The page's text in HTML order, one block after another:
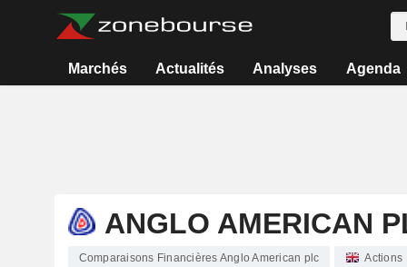
Marchés Actualités Analyses Agenda
ANGLO AMERICAN
Comparaisons Financières Anglo American plc Actions